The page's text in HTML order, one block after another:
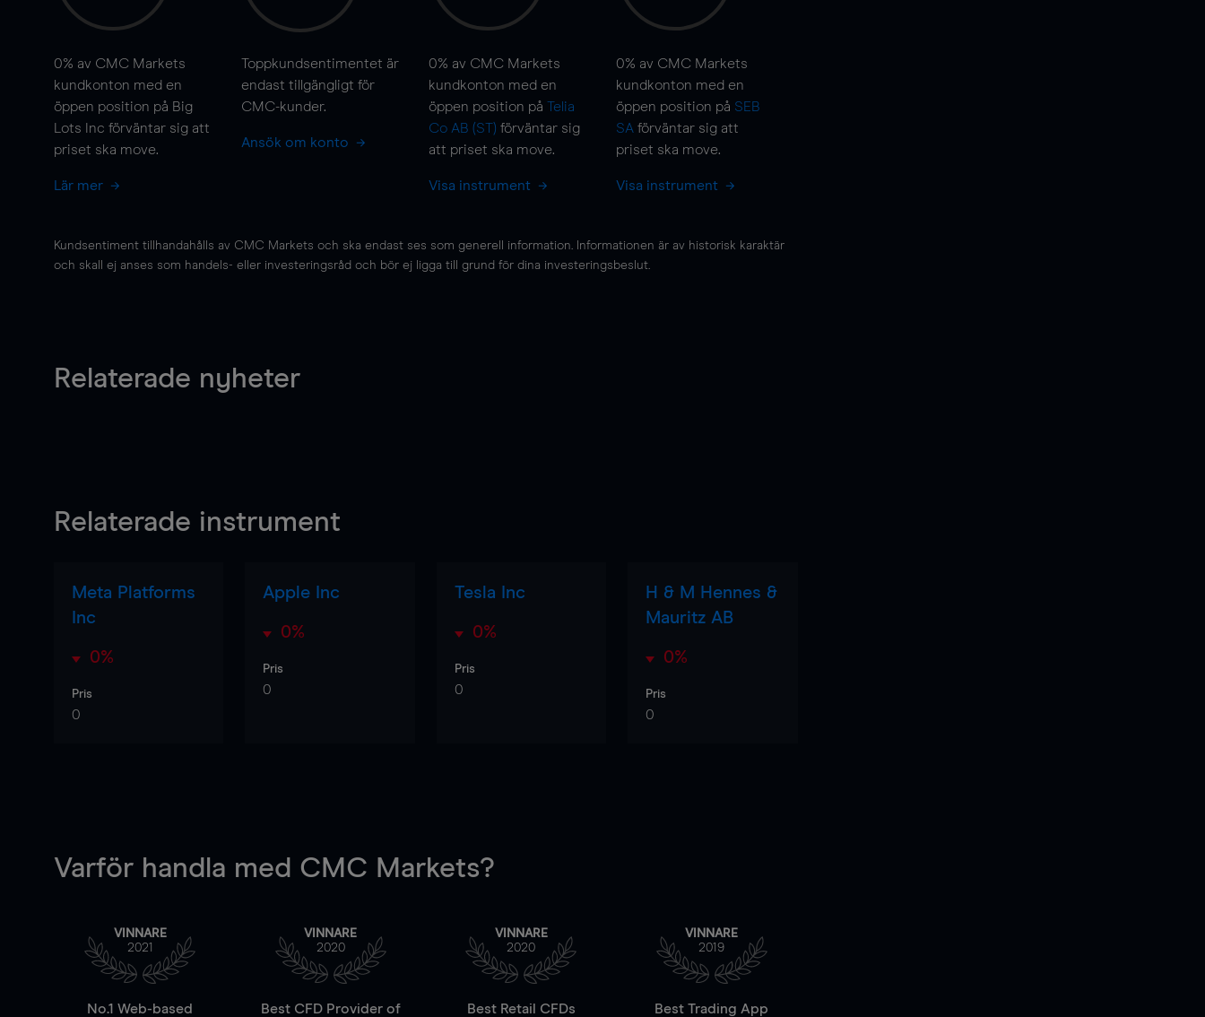
0% av CMC Markets
kundkonton med en
öppen position på Big
Lots Inc förväntar sig att
priset ska move.
Lär mer
Toppkundsentimentet är
endast tillgängligt för
CMC-kunder.
Ansök om konto
0% av CMC Markets
kundkonton med en
öppen position på Telia
Co AB (ST) förväntar sig
att priset ska move.
Visa instrument
0% av CMC Markets
kundkonton med en
öppen position på SEB
SA förväntar sig att
priset ska move.
Visa instrument
Kundsentiment tillhandahålls av CMC Markets och ska endast ses som generell information. Informationen är av historisk karaktär
och skall ej anses som handels- eller investeringsråd och bör ej ligga till grund för dina investeringsbeslut.
Relaterade nyheter
Relaterade instrument
Meta Platforms
Inc
0%
Pris
0
Apple Inc
0%
Pris
0
Tesla Inc
0%
Pris
0
H & M Hennes &
Mauritz AB
0%
Pris
0
Varför handla med CMC Markets?
VINNARE
2021
No.1 Web-based
VINNARE
2020
Best CFD Provider of
VINNARE
2020
Best Retail CFDs
VINNARE
2019
Best Trading App